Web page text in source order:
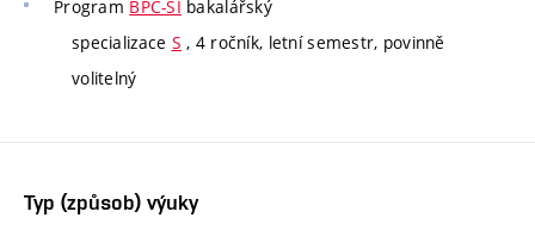
Program BPC-SI bakalářský
specializace S , 4 ročník, letní semestr, povinně
volitelný
Typ (způsob) výuky